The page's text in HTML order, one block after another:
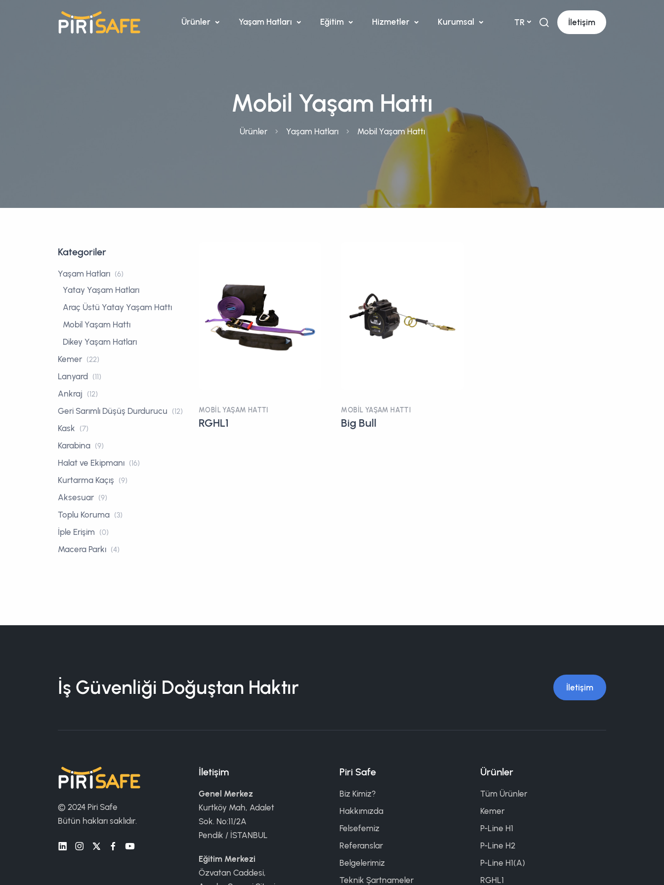
Ürünler Yaşam Hatları Eğitim Hizmetler Kurumsal TR İletişim
Mobil Yaşam Hattı
Ürünler Yaşam Hatları Mobil Yaşam Hattı
Kategoriler
Yaşam Hatları (6)
Yatay Yaşam Hatları
Araç Üstü Yatay Yaşam Hattı
Mobil Yaşam Hattı
Dikey Yaşam Hatları
Kemer (22)
Lanyard (11)
Ankraj (12)
Geri Sarımlı Düşüş Durdurucu (12)
Kask (7)
Karabina (9)
Halat ve Ekipmanı (16)
Kurtarma Kaçış (9)
Aksesuar (9)
Toplu Koruma (3)
İple Erişim (0)
Macera Parkı (4)
MOBIL YAŞAM HATTI
RGHL1
MOBIL YAŞAM HATTI
Big Bull
İş Güvenliği Doğuştan Haktır İletişim
© 2024 Piri Safe
Bütün hakları saklıdır.
İletişim
Genel Merkez
Kurtköy Mah, Adalet
Sok. No:11/2A
Pendik / İSTANBUL
Eğitim Merkezi
Özvatan Caddesi,
Piri Safe
Biz Kimiz?
Hakkımızda
Felsefemiz
Referanslar
Belgelerimiz
Teknik Şartnameler
Ürünler
Tüm Ürünler
Kemer
P-Line H1
P-Line H2
P-Line H1(A)
RGHL1